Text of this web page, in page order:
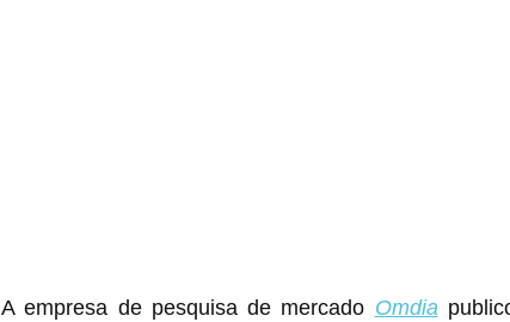
A empresa de pesquisa de mercado Omdia